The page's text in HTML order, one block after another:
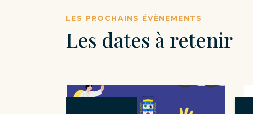
LES PROCHAINS ÉVÈNEMENTS
Les dates à retenir